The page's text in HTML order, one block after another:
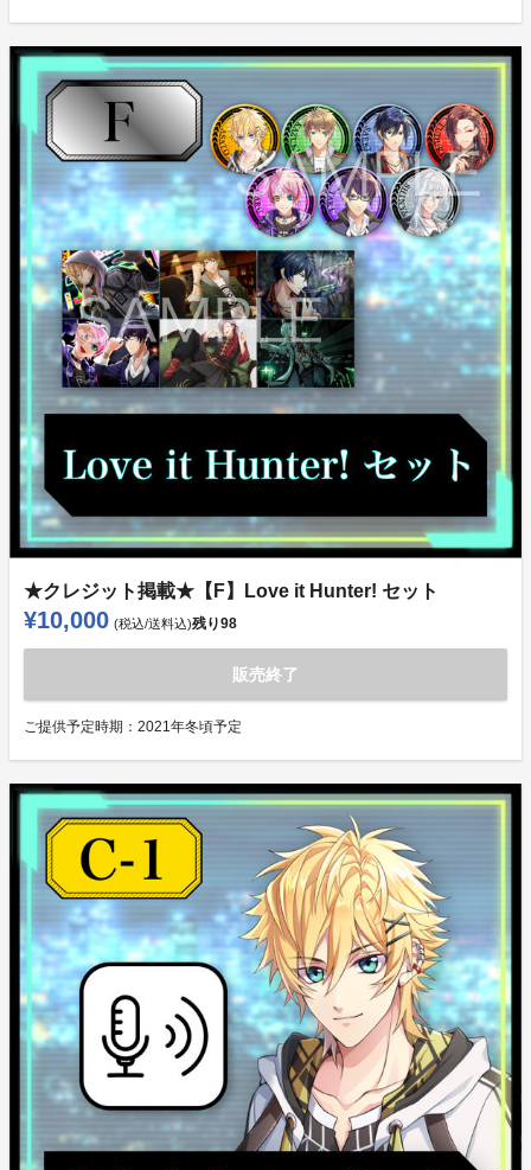
★クレジット掲載★【F】Love it Hunter! セット
¥10,000 (税込/送料込)残り98
販売終了
ご提供予定時期： 2021年冬頃予定